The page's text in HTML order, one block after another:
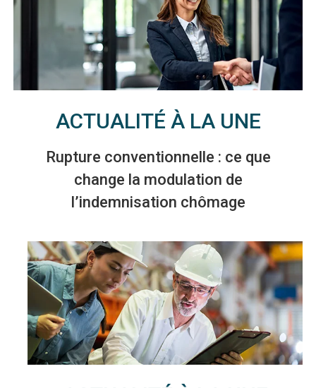
ACTUALITÉ À LA UNE
Rupture conventionnelle : ce que
change la modulation de
l’indemnisation chômage